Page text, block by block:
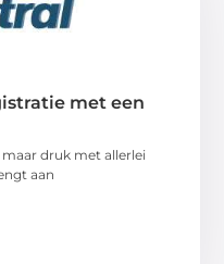
met een
druk met allerlei
aan